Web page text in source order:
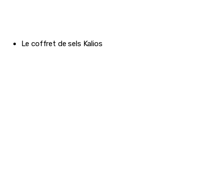
Le coffret de sels Kalios